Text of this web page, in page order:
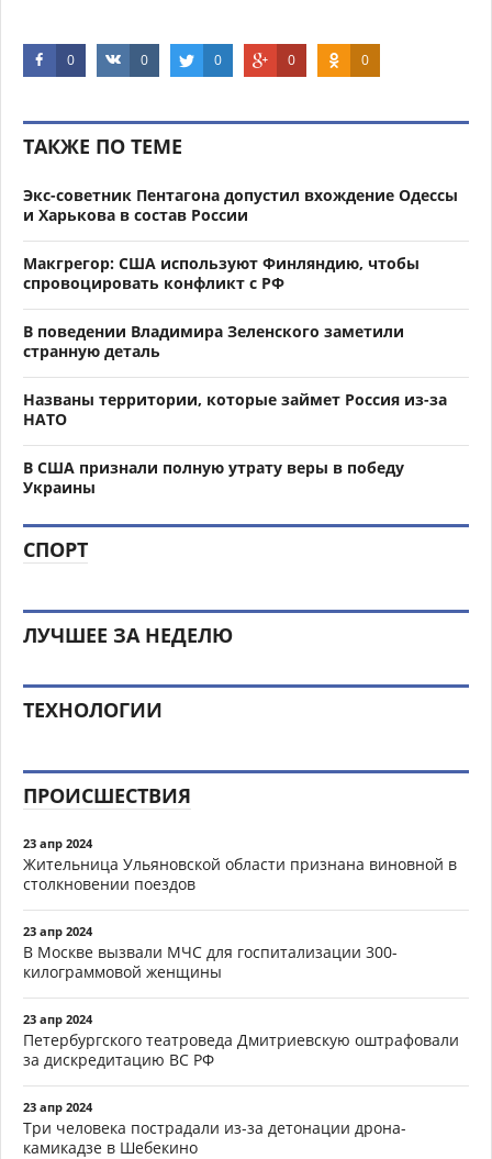
0 0 0 0 0
ТАКЖЕ ПО ТЕМЕ
Экс-советник Пентагона допустил вхождение Одессы
и Харькова в состав России
Макгрегор: США используют Финляндию, чтобы
спровоцировать конфликт с РФ
В поведении Владимира Зеленского заметили
странную деталь
Названы территории, которые займет Россия из-за
НАТО
В США признали полную утрату веры в победу
Украины
СПОРТ
ЛУЧШЕЕ ЗА НЕДЕЛЮ
ТЕХНОЛОГИИ
ПРОИСШЕСТВИЯ
23 апр 2024
Жительница Ульяновской области признана виновной в
столкновении поездов
23 апр 2024
В Москве вызвали МЧС для госпитализации 300-
килограммовой женщины
23 апр 2024
Петербургского театроведа Дмитриевскую оштрафовали
за дискредитацию ВС РФ
23 апр 2024
Три человека пострадали из-за детонации дрона-
камикадзе в Шебекино